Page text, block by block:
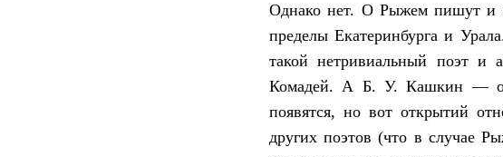
Однако нет. О Рыжем пишут и
пределы Екатеринбурга и
такой нетривиальный поэт и
Комадей. А Б. У. Кашкин —
появятся, но вот открытий
других поэтов (что в случае